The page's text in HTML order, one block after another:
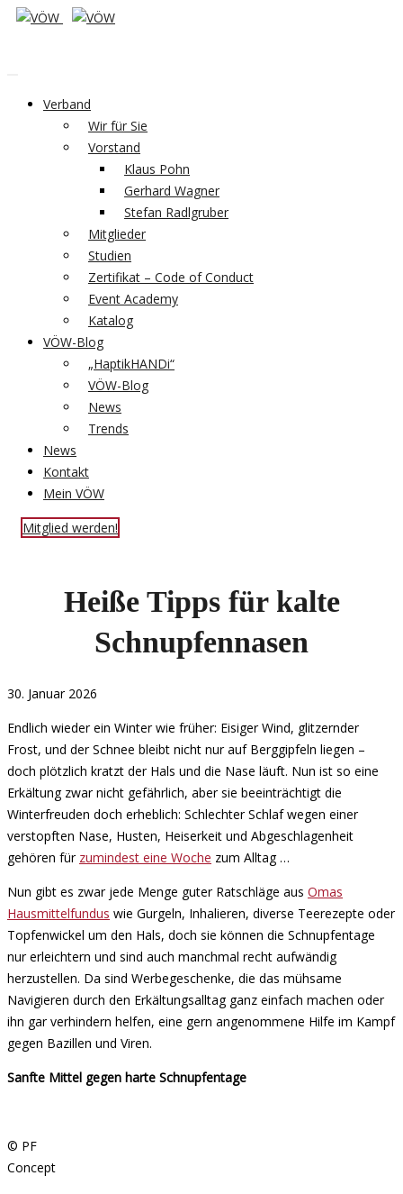
Verband
Wir für Sie
Vorstand
Klaus Pohn
Gerhard Wagner
Stefan Radlgruber
Mitglieder
Studien
Zertifikat – Code of Conduct
Event Academy
Katalog
VÖW-Blog
„HaptikHANDi“
VÖW-Blog
News
Trends
News
Kontakt
Mein VÖW
Mitglied werden!
Heiße Tipps für kalte
Schnupfennasen
30. Januar 2026
Endlich wieder ein Winter wie früher: Eisiger Wind, glitzernder
Frost, und der Schnee bleibt nicht nur auf Berggipfeln liegen –
doch plötzlich kratzt der Hals und die Nase läuft. Nun ist so eine
Erkältung zwar nicht gefährlich, aber sie beeinträchtigt die
Winterfreuden doch erheblich: Schlechter Schlaf wegen einer
verstopften Nase, Husten, Heiserkeit und Abgeschlagenheit
gehören für zumindest eine Woche zum Alltag …
Nun gibt es zwar jede Menge guter Ratschläge aus Omas
Hausmittelfundus wie Gurgeln, Inhalieren, diverse Teerezepte oder
Topfenwickel um den Hals, doch sie können die Schnupfentage
nur erleichtern und sind auch manchmal recht aufwändig
herzustellen. Da sind Werbegeschenke, die das mühsame
Navigieren durch den Erkältungsalltag ganz einfach machen oder
ihn gar verhindern helfen, eine gern angenommene Hilfe im Kampf
gegen Bazillen und Viren.
Sanfte Mittel gegen harte Schnupfentage
© PF
Concept